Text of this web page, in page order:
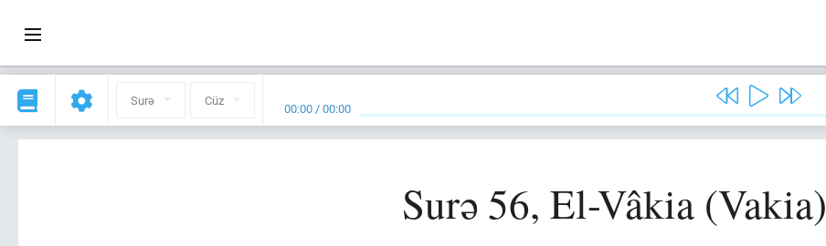
Surə Cüz 00:00 /00:00
Surə 56, El-Vâkia (Vakia)